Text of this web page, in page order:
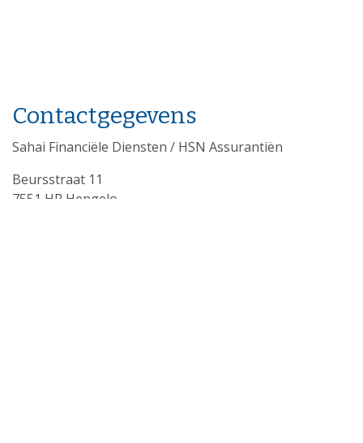
Contactgegevens
Sahai Financiële Diensten / HSN Assurantiën
Beursstraat 11
7551 HP Hengelo